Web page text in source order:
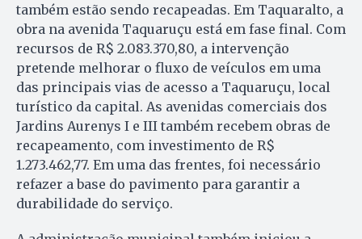
também estão sendo recapeadas. Em Taquaralto, a
obra na avenida Taquaruçu está em fase final. Com
recursos de R$ 2.083.370,80, a intervenção
pretende melhorar o fluxo de veículos em uma
das principais vias de acesso a Taquaruçu, local
turístico da capital. As avenidas comerciais dos
Jardins Aurenys I e III também recebem obras de
recapeamento, com investimento de R$
1.273.462,77. Em uma das frentes, foi necessário
refazer a base do pavimento para garantir a
durabilidade do serviço.